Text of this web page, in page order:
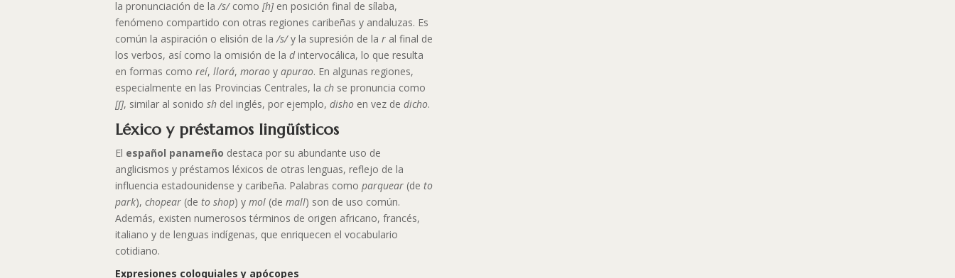
la pronunciación de la/s/como[h]en posición final de sílaba,
fenómeno compartido con otras regiones caribeñas y andaluzas. Es
común la aspiración o elisión de la/s/y la supresión de lar al final de
los verbos, así como la omisión de ladintervocálica, lo que resulta
en formas comoreí,llorá,morao yapurao. En algunas regiones,
especialmente en las Provincias Centrales, lach se pronuncia como
[ʃ], similar al sonidosh del inglés, por ejemplo,disho en vez dedicho.
Léxico y préstamos lingüísticos
El español panameño destaca por su abundante uso de
anglicismos y préstamos léxicos de otras lenguas, reflejo de la
influencia estadounidense y caribeña. Palabras comoparquear (deto
park),chopear (deto shop) ymol (demall) son de uso común.
Además, existen numerosos términos de origen africano, francés,
italiano y de lenguas indígenas, que enriquecen el vocabulario
cotidiano.
Expresiones coloquiales y apócopes